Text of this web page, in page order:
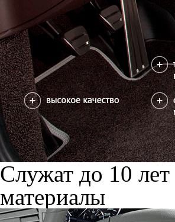
Служат до 10 лет
материалы